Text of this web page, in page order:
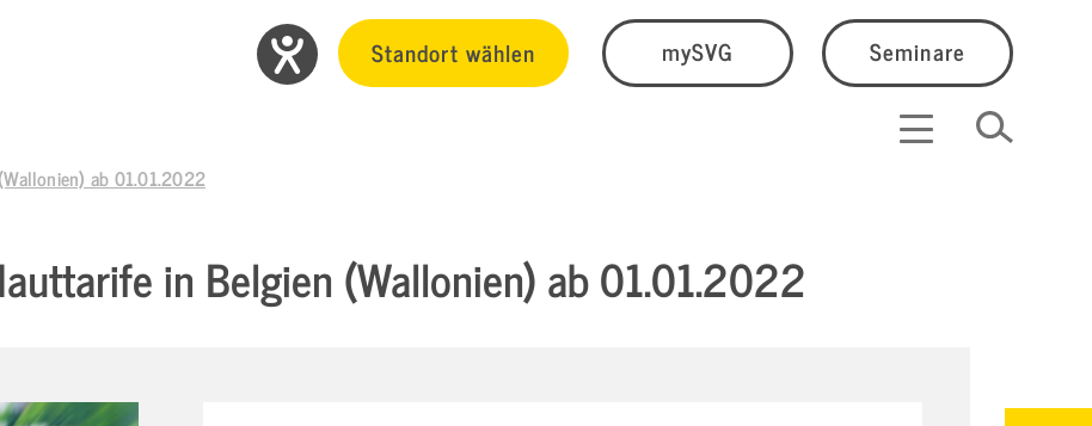
Standort wählen mySVG Seminare
ab 01.01.2022
in Belgien (Wallonien) ab 01.01.2022